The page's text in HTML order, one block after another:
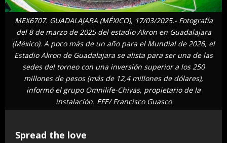
MEX6707. GUADALAJARA (MÉXICO), 17/03/2025.- Fotografía
del 8 de marzo de 2025 del estadio Akron en Guadalajara
(México). A poco más de un año para el Mundial de 2026, el
Estadio Akron de Guadalajara se alista para ser una de las
sedes del torneo con una inversión superior a los 250
millones de pesos (más de 12,4 millones de dólares),
informó el grupo Omnilife-Chivas, propietario de la
instalación. EFE/ Francisco Guasco
Spread the love